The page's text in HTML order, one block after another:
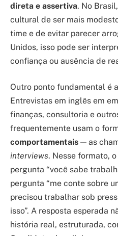
direta e assertiva. No
cultural de ser mais
time e de evitar parecer
Unidos, isso pode ser
confiança ou ausência de
Outro ponto fundamental é
Entrevistas em inglês em
finanças, consultoria e
frequentemente usam o
comportamentais — as
interviews. Nesse formato,
pergunta “você sabe
pergunta “me conte sobre
precisou trabalhar sob
isso”. A resposta esperada
história real, estruturada,